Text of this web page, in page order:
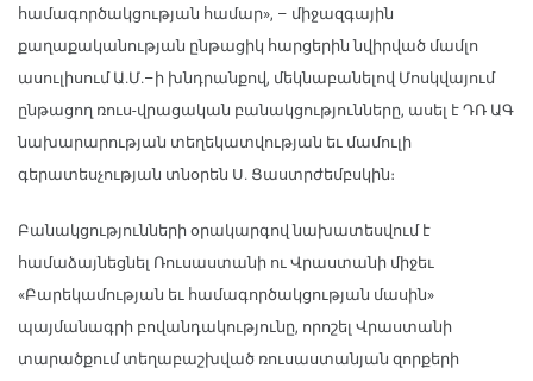
համագործակցության համար», – միջազգային
քաղաքականության ընթացիկ հարցերին նվիրված մամլո
ասուլիսում Ա.Մ.–ի խնդրանքով, մեկնաբանելով Մոսկվայում
ընթացող ռուս-վրացական բանակցությունները, ասել է ԴՌ ԱԳ
նախարարության տեղեկատվության եւ մամուլի
գերատեսչության տնօրեն Ս. Ցաստրժեմբսկին։
Բանակցությունների օրակարգով նախատեսվում է
համաձայնեցնել Ռուսաստանի ու Վրաստանի միջեւ
«Բարեկամության եւ համագործակցության մասին»
պայմանագրի բովանդակությունը, որոշել Վրաստանի
տարածքում տեղաբաշխված ռուսաստանյան զորքերի